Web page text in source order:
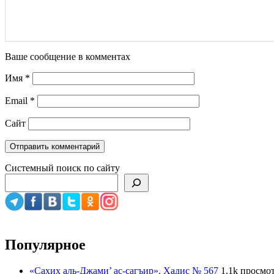
Ваше сообщение в комментах
Имя *
Email *
Сайт
Системный поиск по сайту
Популярное
«Сахих аль-Джами’ ас-сагъир». Хадис № 567 1.1k